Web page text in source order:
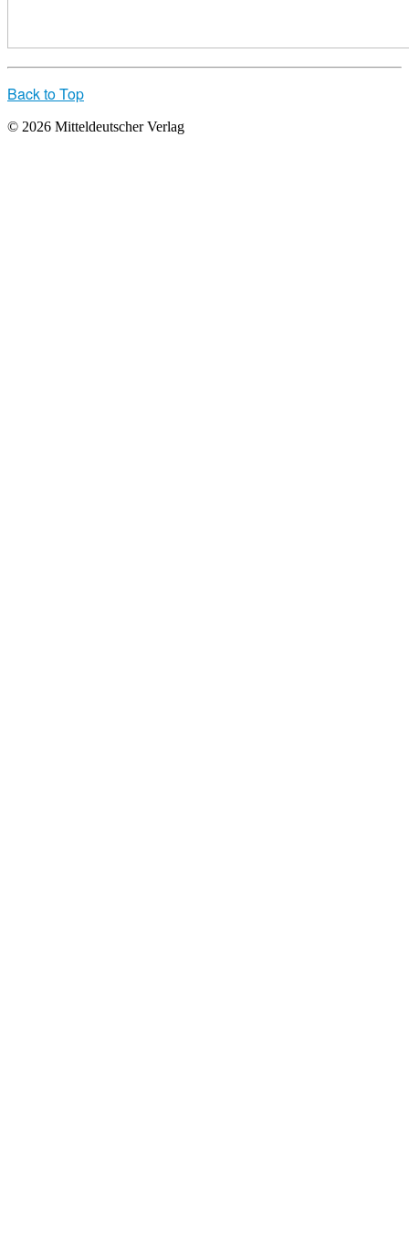
Back to Top
© 2026 Mitteldeutscher Verlag